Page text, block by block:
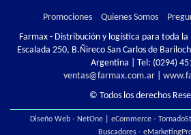
Promociones Quienes Somos
Farmax - Distribución y logística para toda
Escalada 250, B.Ñireco San Carlos de
Argentina | Tel: (0294)
ventas@farmax.com.ar|
© Todos los derechos
Diseño Web - NetOne| eCommerce -
Buscadores -